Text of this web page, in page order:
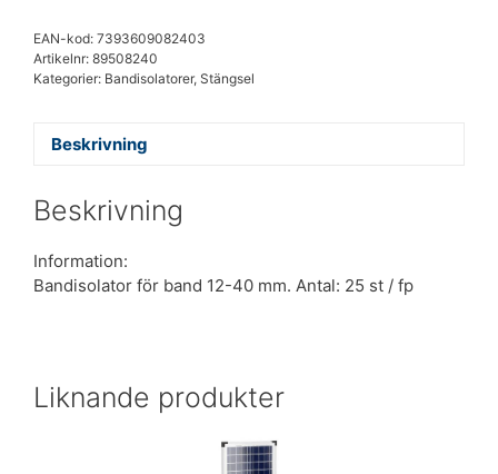
EAN-kod: 7393609082403
Artikelnr: 89508240
Kategorier: Bandisolatorer, Stängsel
Beskrivning
Beskrivning
Information:
Bandisolator för band 12-40 mm. Antal: 25 st / fp
Liknande produkter